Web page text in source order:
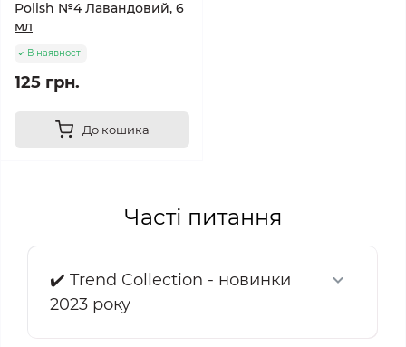
Polish №4 Лавандовий, 6
мл
В наявності
125 грн.
До кошика
Часті питання
✔️ Trend Collection - новинки
2023 року